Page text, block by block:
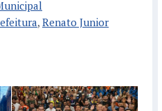
, Renato Junior